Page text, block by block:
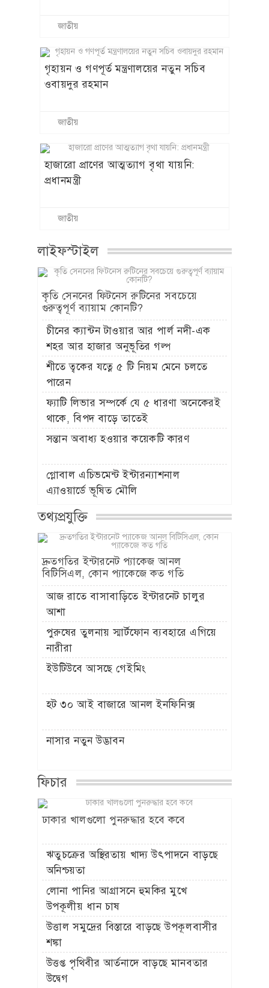
জাতীয়
গৃহায়ন ও গণপূর্ত মন্ত্রণালয়ের নতুন সচিব
ওবায়দুর রহমান
জাতীয়
হাজারো প্রাণের আত্মত্যাগ বৃথা যায়নি:
প্রধানমন্ত্রী
জাতীয়
লাইফস্টাইল
কৃতি সেননের ফিটনেস রুটিনের সবচেয়ে
গুরুত্বপূর্ণ ব্যায়াম কোনটি?
চীনের ক্যান্টন টাওয়ার আর পার্ল নদী-এক
শহর আর হাজার অনুভূতির গল্প
শীতে ত্বকের যত্নে ৫ টি নিয়ম মেনে চলতে
পারেন
ফ্যাটি লিভার সম্পর্কে যে ৫ ধারণা অনেকেরই
থাকে, বিপদ বাড়ে তাতেই
সন্তান অবাধ্য হওয়ার কয়েকটি কারণ
গ্লোবাল এচিভমেন্ট ইন্টারন্যাশনাল
এ্যাওয়ার্ডে ভূষিত মৌলি
তথ্যপ্রযুক্তি
দ্রুতগতির ইন্টারনেট প্যাকেজ আনল
বিটিসিএল, কোন প্যাকেজে কত গতি
আজ রাতে বাসাবাড়িতে ইন্টারনেট চালুর
আশা
পুরুষের তুলনায় স্মার্টফোন ব্যবহারে এগিয়ে
নারীরা
ইউটিউবে আসছে গেইমিং
হট ৩০ আই বাজারে আনল ইনফিনিক্স
নাসার নতুন উদ্ভাবন
ফিচার
ঢাকার খালগুলো পুনরুদ্ধার হবে কবে
ঋতুচক্রের অস্থিরতায় খাদ্য উৎপাদনে বাড়ছে
অনিশ্চয়তা
লোনা পানির আগ্রাসনে হুমকির মুখে
উপকূলীয় ধান চাষ
উত্তাল সমুদ্রের বিস্তারে বাড়ছে উপকূলবাসীর
শঙ্কা
উত্তপ্ত পৃথিবীর আর্তনাদে বাড়ছে মানবতার
উদ্বেগ